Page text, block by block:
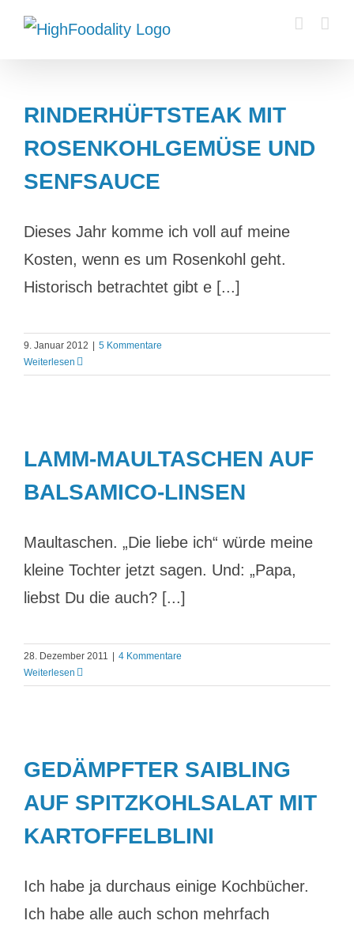
Zum
Inhalt
RINDERHÜFTSTEAK MIT
ROSENKOHLGEMÜSE UND
SENFSAUCE
Dieses Jahr komme ich voll auf meine
Kosten, wenn es um Rosenkohl geht.
Historisch betrachtet gibt e [...]
9. Januar 2012
5 Kommentare
Weiterlesen
LAMM-MAULTASCHEN AUF
BALSAMICO-LINSEN
Maultaschen. „Die liebe ich“ würde meine
kleine Tochter jetzt sagen. Und: „Papa,
liebst Du die auch? [...]
28. Dezember 2011
4 Kommentare
Weiterlesen
GEDÄMPFTER SAIBLING
AUF SPITZKOHLSALAT MIT
KARTOFFELBLINI
Ich habe ja durchaus einige Kochbücher.
Ich habe alle auch schon mehrfach